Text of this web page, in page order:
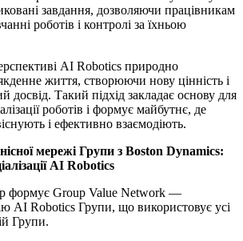
завдання, дозволяючи працівникам
роботів і контролі за їхньою
AI Robotics природно
життя, створюючи нову цінність і
досвід. Такий підхід закладає основу для
роботів і формує майбутнє, де
і ефективно взаємодіють.
мережі Групи з Boston Dynamics:
AI Robotics
формує Group Value Network —
AI Robotics Групи, що використовує усі
Групи.